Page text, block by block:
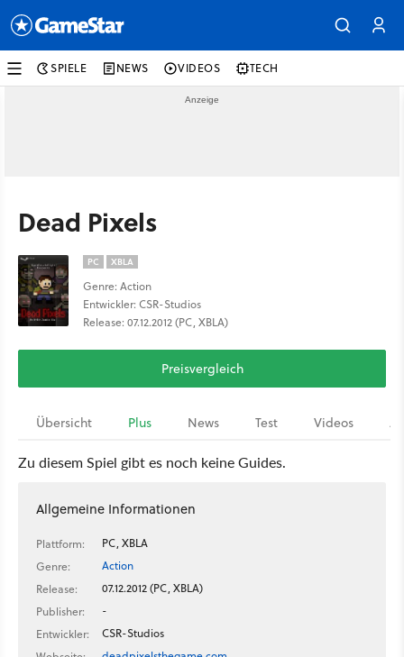
SPIELE NEWS VIDEOS TECH
Dead Pixels
PC XBLA
Genre: Action
Entwickler: CSR-Studios
Release: 07.12.2012 (PC, XBLA)
Preisvergleich
Übersicht Plus News Test Videos
Zu diesem Spiel gibt es noch keine Guides.
Allgemeine Informationen
Plattform:
PC, XBLA
Genre:
Action
Release:
07.12.2012 (PC, XBLA)
Publisher:
-
Entwickler:
CSR-Studios